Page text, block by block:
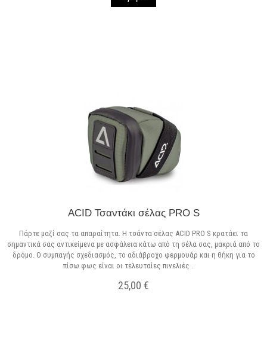
ACID Τσαντάκι σέλας PRO S
Πάρτε μαζί σας τα απαραίτητα. Η τσάντα σέλας ACID PRO S κρατάει τα
σημαντικά σας αντικείμενα με ασφάλεια κάτω από τη σέλα σας, μακριά από το
δρόμο. Ο συμπαγής σχεδιασμός, το αδιάβροχο φερμουάρ και η θήκη για το
πίσω φως είναι οι τελευταίες πινελιές .
25,00 €